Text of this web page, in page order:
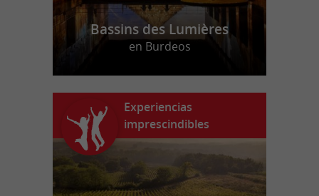
Bassins des Lumières
en Burdeos
Experiencias
imprescindibles